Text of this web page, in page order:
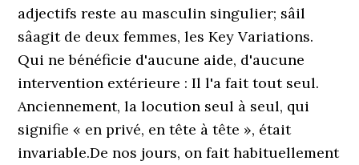
adjectifs reste au masculin singulier; sâil
sâagit de deux femmes, les Key Variations.
Qui ne bénéficie d'aucune aide, d'aucune
intervention extérieure : Il l'a fait tout seul.
Anciennement, la locution seul à seul, qui
signifie « en privé, en tête à tête », était
invariable.De nos jours, on fait habituellement